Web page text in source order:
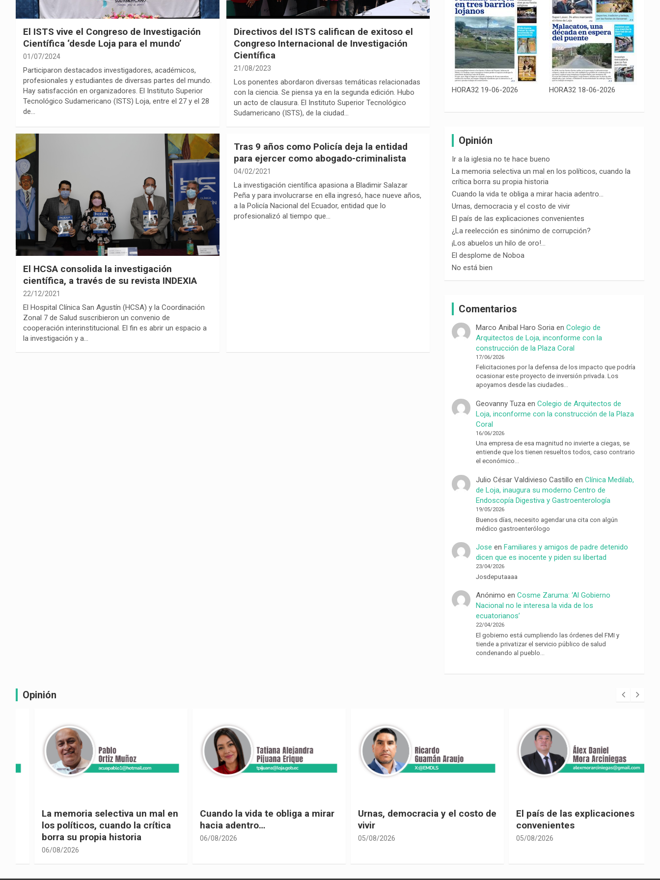
El ISTS vive el Congreso de Investigación
Científica ‘desde Loja para el mundo’
01/07/2024
Participaron destacados investigadores, académicos,
profesionales y estudiantes de diversas partes del mundo.
Hay satisfacción en organizadores. El Instituto Superior
Tecnológico Sudamericano (ISTS) Loja, entre el 27 y el 28
de…
Directivos del ISTS califican de exitoso el
Congreso Internacional de Investigación
Científica
21/08/2023
Los ponentes abordaron diversas temáticas relacionadas
con la ciencia. Se piensa ya en la segunda edición. Hubo
un acto de clausura. El Instituto Superior Tecnológico
Sudamericano (ISTS), de la ciudad…
El HCSA consolida la investigación
científica, a través de su revista INDEXIA
22/12/2021
El Hospital Clínica San Agustín (HCSA) y la Coordinación
Zonal 7 de Salud suscribieron un convenio de
cooperación interinstitucional. El fin es abrir un espacio a
la investigación y a…
Tras 9 años como Policía deja la entidad
para ejercer como abogado-criminalista
04/02/2021
La investigación científica apasiona a Bladimir Salazar
Peña y para involucrarse en ella ingresó, hace nueve años,
a la Policía Nacional del Ecuador, entidad que lo
profesionalizó al tiempo que…
HORA32 19-06-2026 HORA32 18-06-2026
Opinión
Ir a la iglesia no te hace bueno
La memoria selectiva un mal en los políticos, cuando la
crítica borra su propia historia
Cuando la vida te obliga a mirar hacia adentro…
Urnas, democracia y el costo de vivir
El país de las explicaciones convenientes
¿La reelección es sinónimo de corrupción?
¡Los abuelos un hilo de oro!…
El desplome de Noboa
No está bien
Comentarios
Marco Anibal Haro Soria enColegio de
Arquitectos de Loja, inconforme con la
construcción de la Plaza Coral
17/06/2026
Felicitaciones por la defensa de los impacto que podría
ocasionar este proyecto de inversión privada. Los
apoyamos desde las ciudades…
Geovanny Tuza enColegio de Arquitectos de
Loja, inconforme con la construcción de la Plaza
Coral
16/06/2026
Una empresa de esa magnitud no invierte a ciegas, se
entiende que los tienen resueltos todos, caso contrario
el económico…
Julio César Valdivieso Castillo enClínica Medilab,
de Loja, inaugura su moderno Centro de
Endoscopía Digestiva y Gastroenterología
19/05/2026
Buenos días, necesito agendar una cita con algún
médico gastroenterólogo
Jose enFamiliares y amigos de padre detenido
dicen que es inocente y piden su libertad
23/04/2026
Josdeputaaaa
Anónimo enCosme Zaruma: ‘Al Gobierno
Nacional no le interesa la vida de los
ecuatorianos’
22/04/2026
El gobierno está cumpliendo las órdenes del FMI y
tiende a privatizar el servicio público de salud
condenando al pueblo…
Opinión
La memoria selectiva un mal en
los políticos, cuando la crítica
borra su propia historia
06/08/2026
Cuando la vida te obliga a mirar
hacia adentro…
06/08/2026
Urnas, democracia y el costo de
05/08/2026
El país de las explicaciones
convenientes
05/08/2026